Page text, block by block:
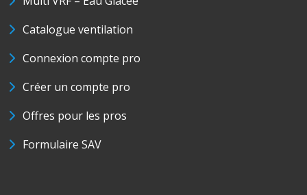
Catalogue ventilation
Connexion compte pro
Créer un compte pro
Offres pour les pros
Formulaire SAV